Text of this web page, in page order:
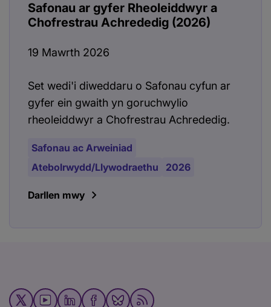
Safonau ar gyfer Rheoleiddwyr a
Chofrestrau Achrededig (2026)
19 Mawrth 2026
Set wedi'i diweddaru o Safonau cyfun ar
gyfer ein gwaith yn goruchwylio
rheoleiddwyr a Chofrestrau Achrededig.
Safonau ac Arweiniad
Atebolrwydd/Llywodraethu
2026
Darllen mwy